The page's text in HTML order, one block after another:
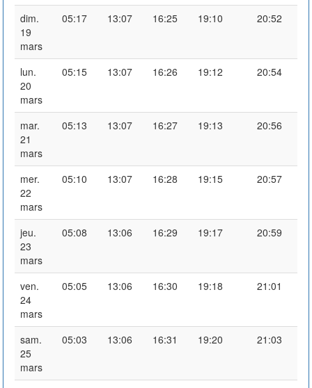
dim.
19
mars
05:17 13:07 16:25 19:10 20:52
lun.
20
mars
05:15 13:07 16:26 19:12 20:54
mar.
21
mars
05:13 13:07 16:27 19:13 20:56
mer.
22
mars
05:10 13:07 16:28 19:15 20:57
jeu.
23
mars
05:08 13:06 16:29 19:17 20:59
ven.
24
mars
05:05 13:06 16:30 19:18 21:01
sam.
25
mars
05:03 13:06 16:31 19:20 21:03